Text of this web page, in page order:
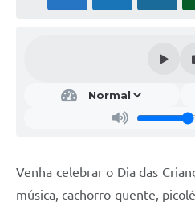
Venha celebrar o Dia das
música, cachorro-quente,